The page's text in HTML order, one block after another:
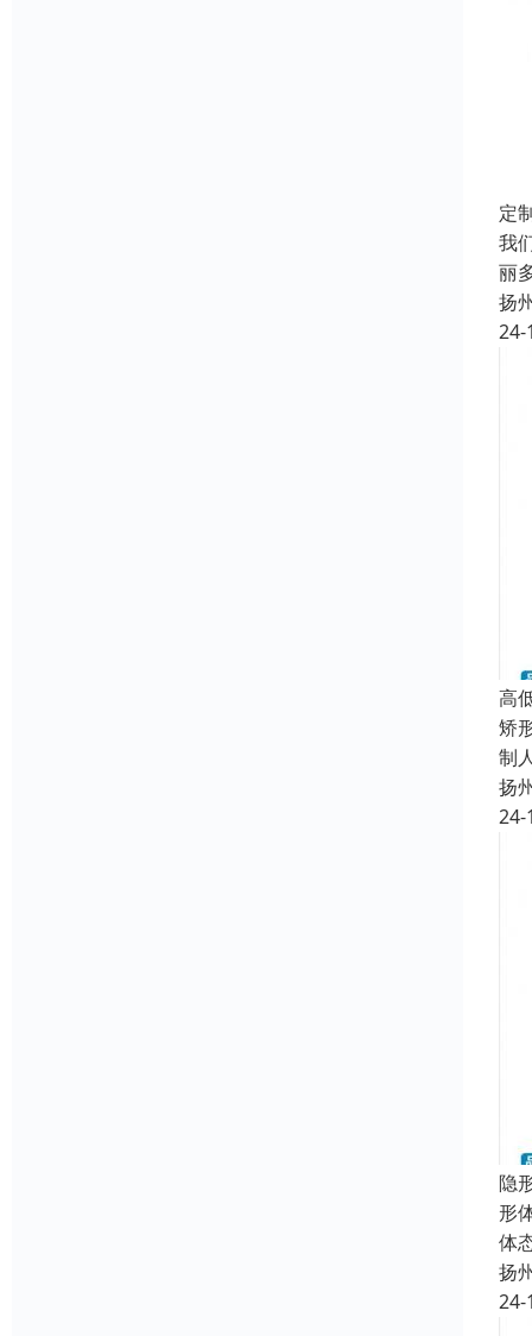
定
我
丽
扬
24-
高
矫
制
扬
24-
隐
形
体
扬
24-